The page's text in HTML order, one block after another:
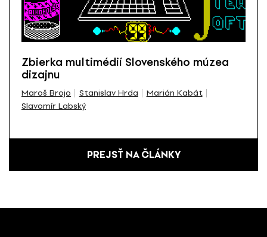
Zbierka multimédií Slovenského múzea
dizajnu
Maroš Brojo Stanislav Hrda
Marián Kabát
Slavomír Labský
PREJSŤ NA ČLÁNKY